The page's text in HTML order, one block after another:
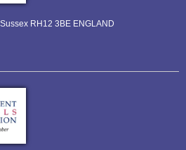
RH12 3BE ENGLAND